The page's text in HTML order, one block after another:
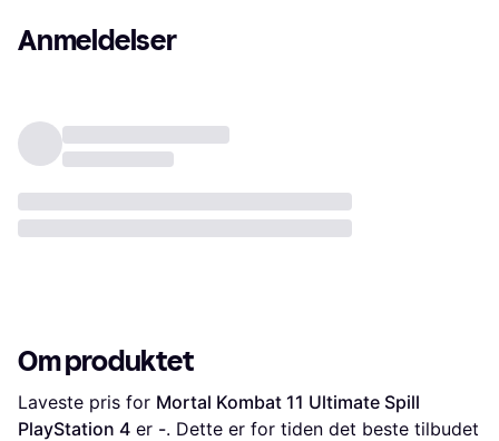
Anmeldelser
Om produktet
Laveste pris for Mortal Kombat 11 Ultimate Spill
PlayStation 4 er -. Dette er for tiden det beste tilbudet